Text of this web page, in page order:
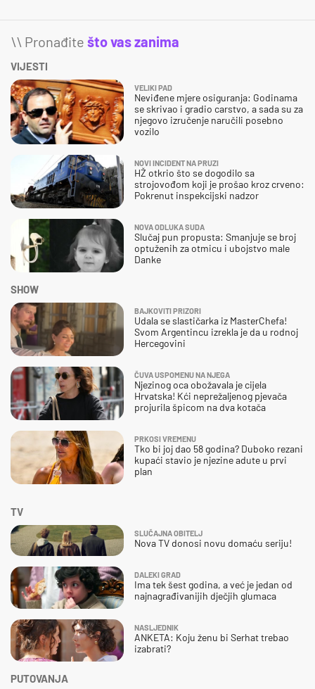
\\ Pronađite što vas zanima
VIJESTI
VELIKI PAD
Neviđene mjere osiguranja: Godinama
se skrivao i gradio carstvo, a sada su za
njegovo izručenje naručili posebno
vozilo
NOVI INCIDENT NA PRUZI
HŽ otkrio što se dogodilo sa
strojovođom koji je prošao kroz crveno:
Pokrenut inspekcijski nadzor
NOVA ODLUKA SUDA
Slučaj pun propusta: Smanjuje se broj
optuženih za otmicu i ubojstvo male
Danke
SHOW
BAJKOVITI PRIZORI
Udala se slastičarka iz MasterChefa!
Svom Argentincu izrekla je da u rodnoj
Hercegovini
ČUVA USPOMENU NA NJEGA
Njezinog oca obožavala je cijela
Hrvatska! Kći neprežaljenog pjevača
projurila špicom na dva kotača
PRKOSI VREMENU
Tko bi joj dao 58 godina? Duboko rezani
kupaći stavio je njezine adute u prvi
plan
TV
SLUČAJNA OBITELJ
Nova TV donosi novu domaću seriju!
DALEKI GRAD
Ima tek šest godina, a već je jedan od
najnagrađivanijih dječjih glumaca
NASLJEDNIK
ANKETA: Koju ženu bi Serhat trebao
izabrati?
PUTOVANJA